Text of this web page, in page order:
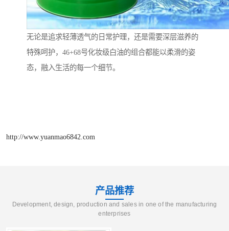
无论是追求轻薄透气的日常护理，还是需要深层滋养的
特殊呵护，46+68号化妆级白油的组合都能以柔滑的姿
态，融入生活的每一个细节。
http://www.yuanmao6842.com
产品推荐
Development, design, production and sales in one of the manufacturing
enterprises